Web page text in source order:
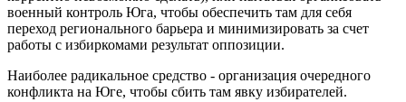
военный контроль Юга, чтобы обеспечить там для себя
переход регионального барьера и минимизировать за счет
работы с избиркомами результат оппозиции.
Наиболее радикальное средство - организация очередного
конфликта на Юге, чтобы сбить там явку избирателей.